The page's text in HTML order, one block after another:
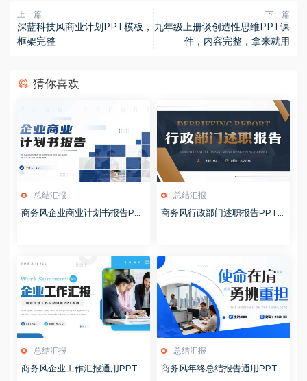
上一篇
深蓝科技风商业计划PPT模板，
框架完整
下一篇
九年级上册谈创造性思维PPT课
件，内容完整，拿来就用
猜你喜欢
总结汇报
商务风企业商业计划书报告PP
总结汇报
商务风行政部门述职报告PPT
总结汇报
商务风企业工作汇报通用PPT
总结汇报
商务风年终总结报告通用PPT